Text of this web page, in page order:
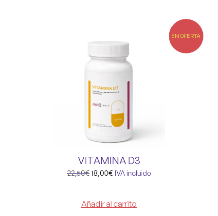
EN OFERTA
VITAMINA D3
22,50€ 18,00€ IVA incluido
Añadir al carrito